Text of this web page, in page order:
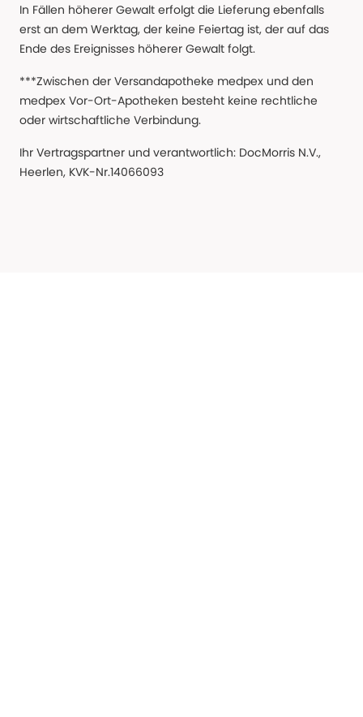
In Fällen höherer Gewalt erfolgt die Lieferung ebenfalls
erst an dem Werktag, der keine Feiertag ist, der auf das
Ende des Ereignisses höherer Gewalt folgt.
***Zwischen der Versandapotheke medpex und den
medpex Vor-Ort-Apotheken besteht keine rechtliche
oder wirtschaftliche Verbindung.
Ihr Vertragspartner und verantwortlich: DocMorris N.V.,
Heerlen, KVK-Nr.14066093